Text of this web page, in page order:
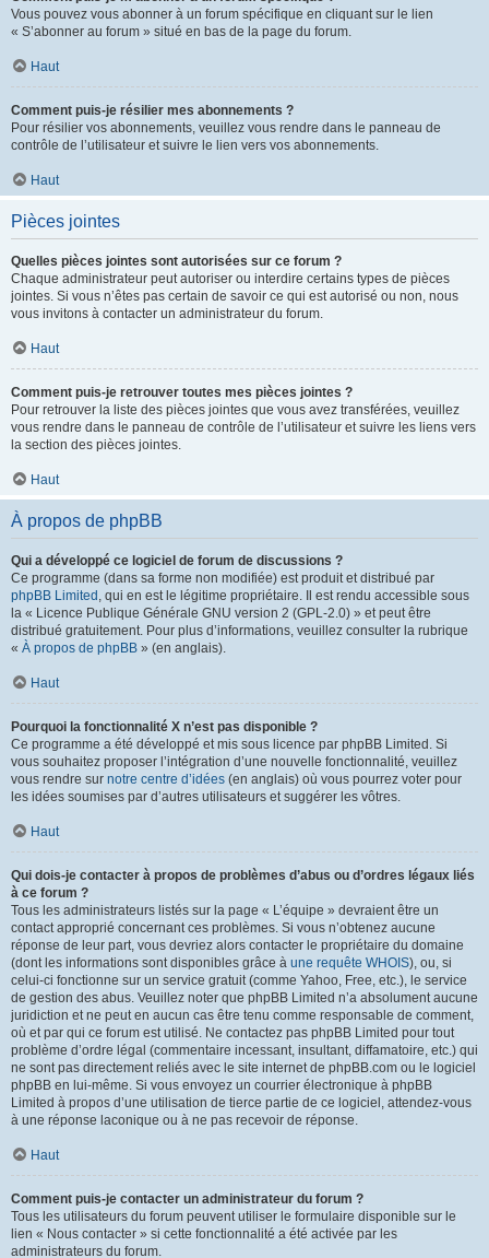
Vous pouvez vous abonner à un forum spécifique en cliquant sur le lien
« S’abonner au forum » situé en bas de la page du forum.
Haut
Comment puis-je résilier mes abonnements ?
Pour résilier vos abonnements, veuillez vous rendre dans le panneau de
contrôle de l’utilisateur et suivre le lien vers vos abonnements.
Haut
Pièces jointes
Quelles pièces jointes sont autorisées sur ce forum ?
Chaque administrateur peut autoriser ou interdire certains types de pièces
jointes. Si vous n’êtes pas certain de savoir ce qui est autorisé ou non, nous
vous invitons à contacter un administrateur du forum.
Haut
Comment puis-je retrouver toutes mes pièces jointes ?
Pour retrouver la liste des pièces jointes que vous avez transférées, veuillez
vous rendre dans le panneau de contrôle de l’utilisateur et suivre les liens vers
la section des pièces jointes.
Haut
À propos de phpBB
Qui a développé ce logiciel de forum de discussions ?
Ce programme (dans sa forme non modifiée) est produit et distribué par
phpBB Limited , qui en est le légitime propriétaire. Il est rendu accessible sous
la « Licence Publique Générale GNU version 2 (GPL-2.0) » et peut être
distribué gratuitement. Pour plus d’informations, veuillez consulter la rubrique
« À propos de phpBB » (en anglais).
Haut
Pourquoi la fonctionnalité X n’est pas disponible ?
Ce programme a été développé et mis sous licence par phpBB Limited. Si
vous souhaitez proposer l’intégration d’une nouvelle fonctionnalité, veuillez
vous rendre sur notre centre d’idées (en anglais) où vous pourrez voter pour
les idées soumises par d’autres utilisateurs et suggérer les vôtres.
Haut
Qui dois-je contacter à propos de problèmes d’abus ou d’ordres légaux liés
à ce forum ?
Tous les administrateurs listés sur la page « L’équipe » devraient être un
contact approprié concernant ces problèmes. Si vous n’obtenez aucune
réponse de leur part, vous devriez alors contacter le propriétaire du domaine
(dont les informations sont disponibles grâce à une requête WHOIS), ou, si
celui-ci fonctionne sur un service gratuit (comme Yahoo, Free, etc.), le service
de gestion des abus. Veuillez noter que phpBB Limited n’a absolument aucune
juridiction et ne peut en aucun cas être tenu comme responsable de comment,
où et par qui ce forum est utilisé. Ne contactez pas phpBB Limited pour tout
problème d’ordre légal (commentaire incessant, insultant, diffamatoire, etc.) qui
ne sont pas directement reliés avec le site internet de phpBB.com ou le logiciel
phpBB en lui-même. Si vous envoyez un courrier électronique à phpBB
Limited à propos d’une utilisation de tierce partie de ce logiciel, attendez-vous
à une réponse laconique ou à ne pas recevoir de réponse.
Haut
Comment puis-je contacter un administrateur du forum ?
Tous les utilisateurs du forum peuvent utiliser le formulaire disponible sur le
lien « Nous contacter » si cette fonctionnalité a été activée par les
administrateurs du forum.